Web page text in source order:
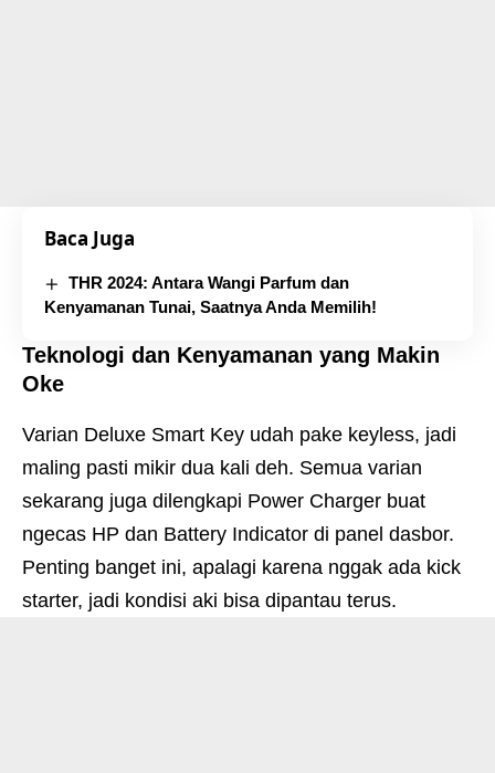
Baca Juga
THR 2024: Antara Wangi Parfum dan
Kenyamanan Tunai, Saatnya Anda Memilih!
Teknologi dan Kenyamanan yang Makin
Oke
Varian Deluxe Smart Key udah pake keyless, jadi
maling pasti mikir dua kali deh. Semua varian
sekarang juga dilengkapi Power Charger buat
ngecas HP dan Battery Indicator di panel dasbor.
Penting banget ini, apalagi karena nggak ada kick
starter, jadi kondisi aki bisa dipantau terus.